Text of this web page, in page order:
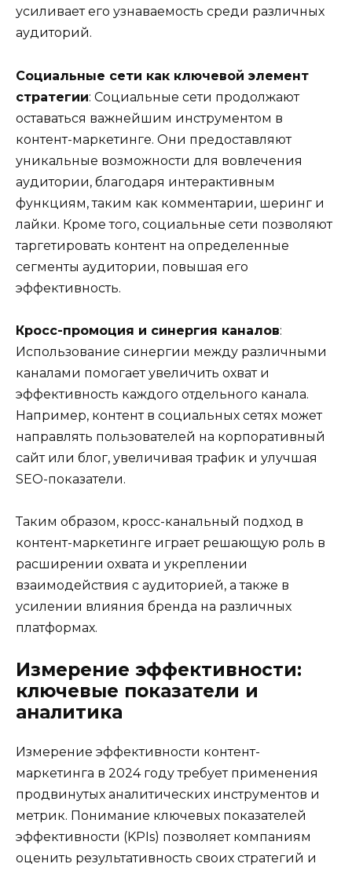
усиливает его узнаваемость среди различных
аудиторий.
Социальные сети как ключевой элемент
стратегии: Социальные сети продолжают
оставаться важнейшим инструментом в
контент-маркетинге. Они предоставляют
уникальные возможности для вовлечения
аудитории, благодаря интерактивным
функциям, таким как комментарии, шеринг и
лайки. Кроме того, социальные сети позволяют
таргетировать контент на определенные
сегменты аудитории, повышая его
эффективность.
Кросс-промоция и синергия каналов:
Использование синергии между различными
каналами помогает увеличить охват и
эффективность каждого отдельного канала.
Например, контент в социальных сетях может
направлять пользователей на корпоративный
сайт или блог, увеличивая трафик и улучшая
SEO-показатели.
Таким образом, кросс-канальный подход в
контент-маркетинге играет решающую роль в
расширении охвата и укреплении
взаимодействия с аудиторией, а также в
усилении влияния бренда на различных
платформах.
Измерение эффективности:
ключевые показатели и
аналитика
Измерение эффективности контент-
маркетинга в 2024 году требует применения
продвинутых аналитических инструментов и
метрик. Понимание ключевых показателей
эффективности (KPIs) позволяет компаниям
оценить результативность своих стратегий и